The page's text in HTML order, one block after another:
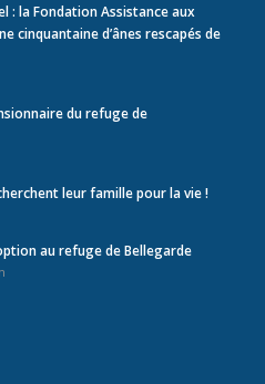
: la Fondation Assistance aux
cinquantaine d’ânes rescapés de
du refuge de
leur famille pour la vie !
au refuge de Bellegarde